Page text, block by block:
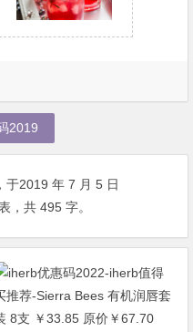
2019
于2019 年 7 月 5 日
，共 495 字。